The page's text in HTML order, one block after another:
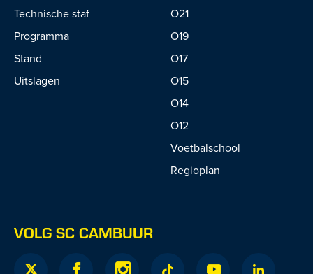
Technische staf
Programma
Stand
Uitslagen
O21
O19
O17
O15
O14
O12
Voetbalschool
Regioplan
VOLG SC CAMBUUR